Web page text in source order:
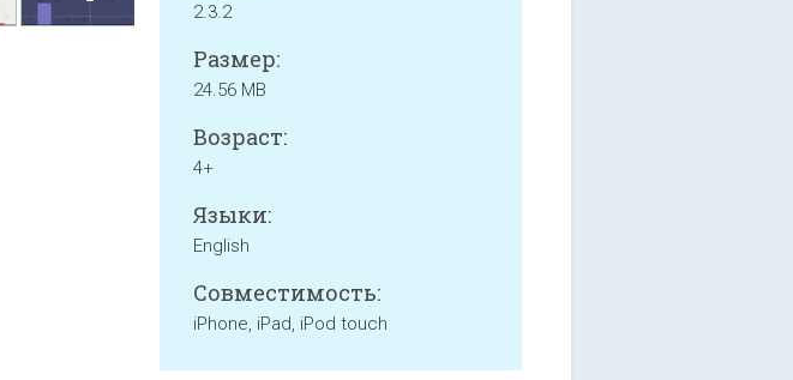
2.3.2
Размер:
24.56 MB
Возраст:
4+
Языки:
English
Совместимость:
iPhone, iPad, iPod touch